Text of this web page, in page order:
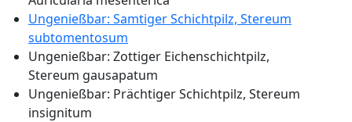
Ungenießbar: Samtiger Schichtpilz, Stereum
subtomentosum
Ungenießbar: Zottiger Eichenschichtpilz,
Stereum gausapatum
Ungenießbar: Prächtiger Schichtpilz, Stereum
insignitum